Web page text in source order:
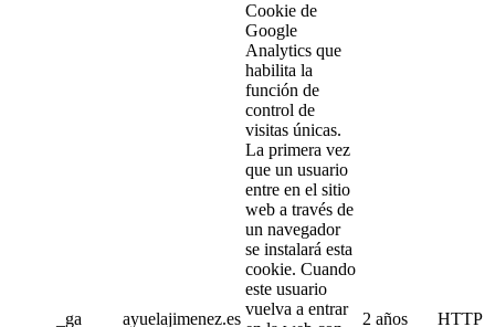
_ga ayuelajimenez.es
Cookie de
Google
Analytics que
habilita la
función de
control de
visitas únicas.
La primera vez
que un usuario
entre en el sitio
web a través de
un navegador
se instalará esta
cookie. Cuando
este usuario
vuelva a entrar
2 años HTTP